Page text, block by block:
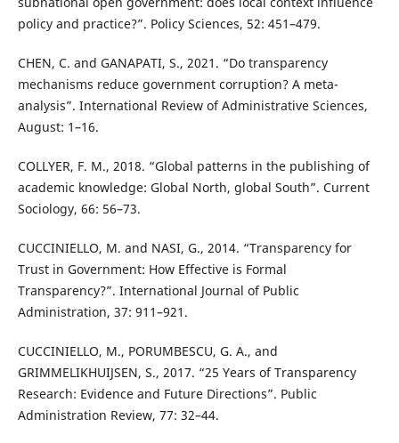
policy and practice?”. Policy Sciences, 52: 451–479.
CHEN, C. and GANAPATI, S., 2021. “Do transparency
mechanisms reduce government corruption? A meta-
analysis”. International Review of Administrative Sciences,
August: 1–16.
COLLYER, F. M., 2018. “Global patterns in the publishing of
academic knowledge: Global North, global South”. Current
Sociology, 66: 56–73.
CUCCINIELLO, M. and NASI, G., 2014. “Transparency for
Trust in Government: How Effective is Formal
Transparency?”. International Journal of Public
Administration, 37: 911–921.
CUCCINIELLO, M., PORUMBESCU, G. A., and
GRIMMELIKHUIJSEN, S., 2017. “25 Years of Transparency
Research: Evidence and Future Directions”. Public
Administration Review, 77: 32–44.